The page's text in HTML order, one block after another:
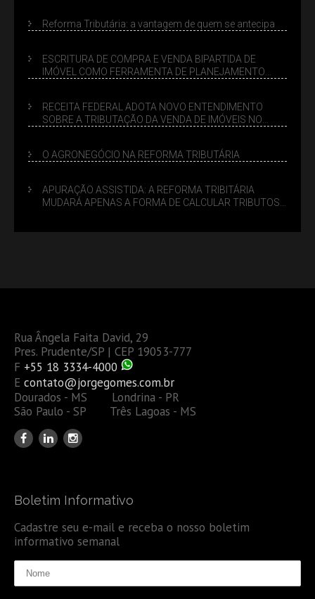
Reforma Tributária: a vantagem de quem se antecipa
ESCRITURA DE COMPRA E VENDA BIPARTIDA DE
IMÓVEL COMO FERRAMENTA DE PLANEJAMENTO
RECEITA FEDERAL ADOTA NOVO ENTENDIMENTO
SOBRE A TRIBUTAÇÃO DA VENDA DE IMÓVEIS NO
O AGRONEGÓCIO NA REFORMA TRIBUTÁRIA
APURAÇÃO ASSISTIDA: A REFORMA TRIBITÁRIA
MUDARÁ APENAS A FORMA DE CALCULAR TRIBUTOS
Rua Ângela Faita David, 29
Pres. Prudente/SP | CEP 19053-777
F +55 18 3334-4000
E contato@jorgegomes.com.br
Dourados - MS Londrina - PR
São Paulo - SP Três Lagoas - MS
Boletim Informativo
Cadastre seu e-mail e receba o nosso boletim
informativo semanal